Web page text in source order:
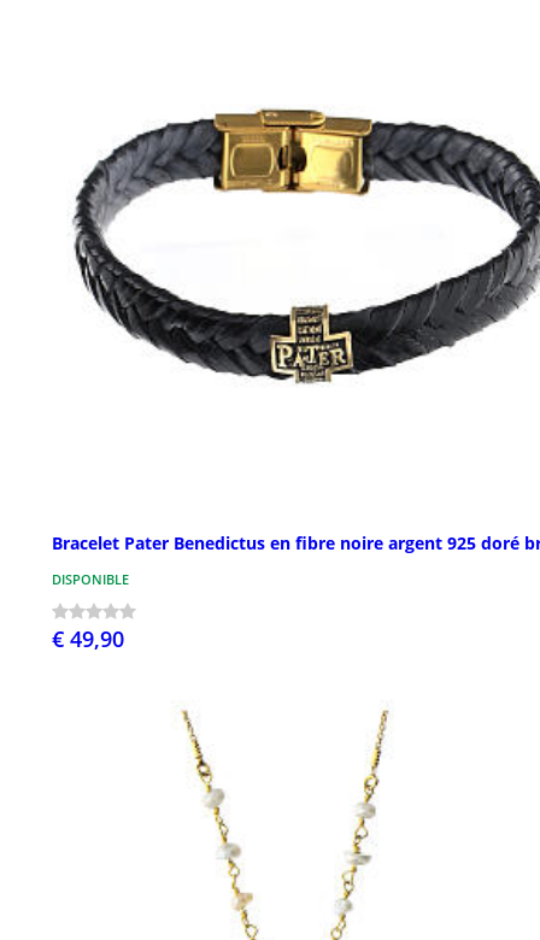
Bracelet Pater Benedictus en fibre noire argent 925 doré
DISPONIBLE
€ 49,90